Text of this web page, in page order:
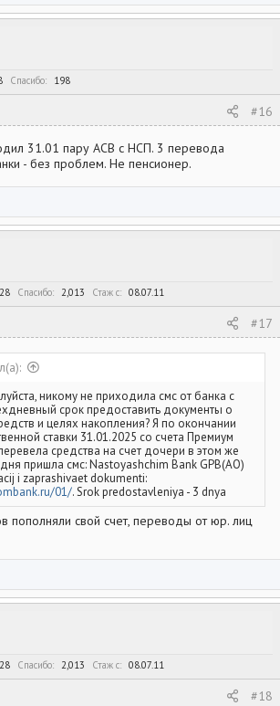
Спасибо 198
#16
31.01 пару АСВ с НСП. 3 перевода
- без проблем. Не пенсионер.
Спасибо 2,013 Стаж c 08.07.11
#17
никому не приходила смс от банка с
срок предоставить документы о
и целях накопления? Я по окончании
ставки 31.01.2025 со счета Премиум
средства на счет дочери в этом же
пришла смс: Nastoyashchim Bank GPB(AO)
i zaprashivaet dokumenti:
01/. Srok predostavleniya - 3 dnya
пополняли свой счет, переводы от юр. лиц
Спасибо 2,013 Стаж c 08.07.11
#18